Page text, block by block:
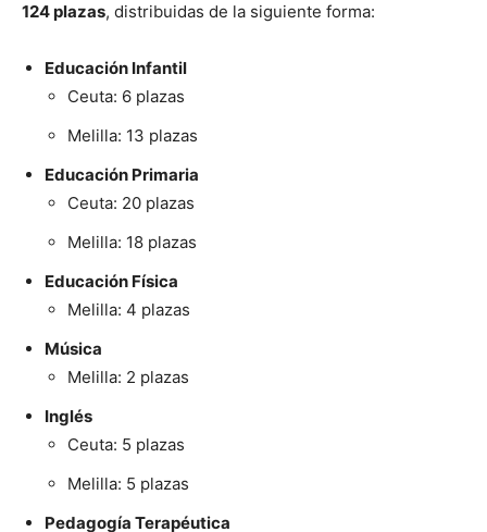
124 plazas, distribuidas de la siguiente forma:
Educación Infantil
Ceuta: 6 plazas
Melilla: 13 plazas
Educación Primaria
Ceuta: 20 plazas
Melilla: 18 plazas
Educación Física
Melilla: 4 plazas
Música
Melilla: 2 plazas
Inglés
Ceuta: 5 plazas
Melilla: 5 plazas
Pedagogía Terapéutica